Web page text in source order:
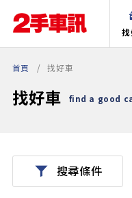
首頁 找好車
找好車 find a good
搜尋條件